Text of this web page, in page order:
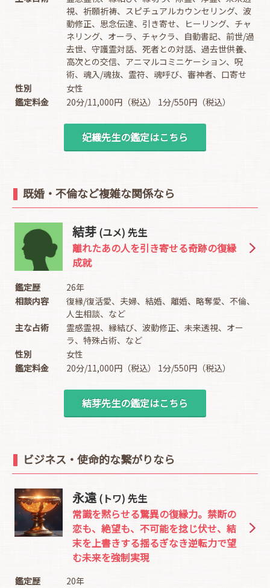
視、祈願祈祷、スピチュアルカウンセリング、波
動修正、思念伝達、引き寄せ、ヒーリング、チャ
ネリング、オーラ、チャクラ、自動書記、前世/過
去世、守護霊対話、死者との対話、過去世供養、
高次との交信、アニマルコミニケーション、呪
術、魂入/魂抜、霊符、魂呼び、審神者、口寄せ
性別
女性
鑑定料金
20分/11,000円（税込） 1分/550円（税込）
妃織先生の鑑定はこちら
既婚・不倫など複雑な関係なら
結芽 (ユメ) 先生
離れたあの人を引き寄せる奇跡の復縁
成就
鑑定歴
26年
相談内容
復縁/復活愛、夫婦、結婚、離婚、略奪愛、不倫、
人生相談、など
主な占術
霊感霊視、縁結び、波動修正、未来透視、オー
ラ、特殊占術、など
性別
女性
鑑定料金
20分/11,000円（税込） 1分/550円（税込）
結芽先生の鑑定はこちら
ビジネス・使命的な繋がりなら
永遠(トワ) 先生
常識を黙らせる驚異の復縁力。禁断の
恋も、絶望も、不可能を捻じ伏せ、結
末を上書きする揺るぎなき逆転力で望
む未来を強制実現
鑑定歴
20年